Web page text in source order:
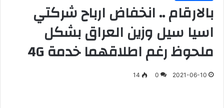
بالارقام .. انخفاض ارباح شركتي
اسيا سيل وزين العراق بشكل
ملحوظ رغم اطلاقهما خدمة 4G
2021-06-10
0
14